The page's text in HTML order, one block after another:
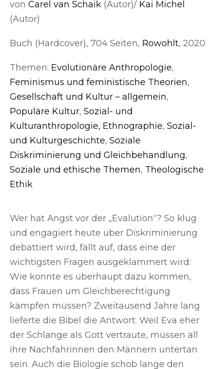
von Carel van Schaik (Autor)/ Kai Michel
(Autor)
Buch (Hardcover), 704 Seiten, Rowohlt, 2020
Themen: Evolutionäre Anthropologie,
Feminismus und feministische Theorien,
Gesellschaft und Kultur – allgemein,
Populäre Kultur, Sozial- und
Kulturanthropologie, Ethnographie, Sozial-
und Kulturgeschichte, Soziale
Diskriminierung und Gleichbehandlung,
Soziale und ethische Themen, Theologische
Ethik
Wer hat Angst vor der „Evalution“? So klug
und engagiert heute über Diskriminierung
debattiert wird, fällt auf, dass eine der
wichtigsten Fragen ausgeklammert wird:
Wie konnte es überhaupt dazu kommen,
dass Frauen um Gleichberechtigung
kämpfen müssen? Zweitausend Jahre lang
lieferte die Bibel die Antwort: Weil Eva eher
der Schlange als Gott vertraute, müssen all
ihre Nachfahrinnen den Männern untertan
sein. Auch die Biologie schob lange den